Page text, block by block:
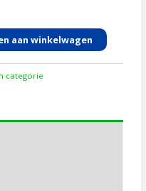
aan winkelwagen
categorie